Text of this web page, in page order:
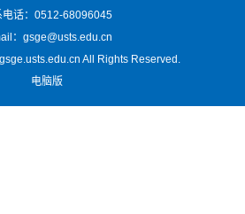
电话：0512-68096045
：gsge@usts.edu.cn
All Rights Reserved.
电脑版